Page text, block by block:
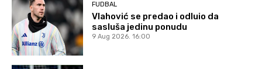
FUDBAL
Vlahović se predao i odluio da
sasluša jedinu ponudu
9 Aug 2026. 16:00